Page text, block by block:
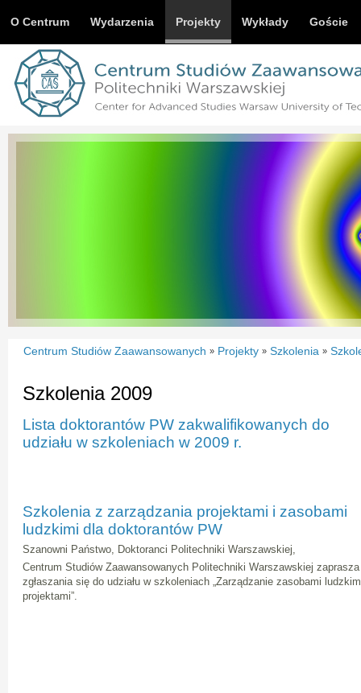
O Centrum Wydarzenia Projekty Wykłady Goście
Centrum Studiów Zaawansowanych » Projekty » Szkolenia »
Szkolenia 2009
Lista doktorantów PW zakwalifikowanych do
udziału w szkoleniach w 2009 r.
Szkolenia z zarządzania projektami i zasobami
ludzkimi dla doktorantów PW
Szanowni Państwo, Doktoranci Politechniki Warszawskiej,
Centrum Studiów Zaawansowanych Politechniki Warszawskiej
zgłaszania się do udziału w szkoleniach „Zarządzanie zasobami
projektami”.